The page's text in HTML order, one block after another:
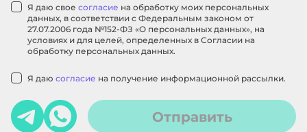
Я даю свое согласие на обработку моих персональных
данных, в соответствии с Федеральным законом от
27.07.2006 года №152-ФЗ «О персональных данных», на
условиях и для целей, определенных в Согласии на
обработку персональных данных.
Я даю согласие на получение информационной рассылки.
Отправить